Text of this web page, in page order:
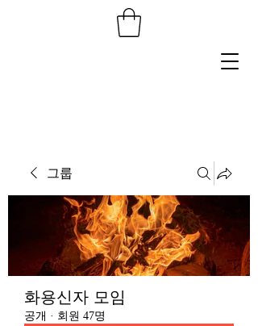
그룹
화용신자 모임
공개 · 회원 47명